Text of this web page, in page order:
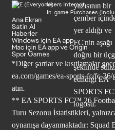
Users Interact
In-game Purchases
Ana Ekran
Satin Al
Haberler
Windows için EA app
Mac için EA app ve Origin
Spor Games
*Diğer şartlar ve kısıtlamalar
ea.com/games/ea-sports-fc/fc-
atın.
** EA SPORTS FC™ 26
Turu Sezonu İstatistikleri,
oynanışa dayanmaktadır: